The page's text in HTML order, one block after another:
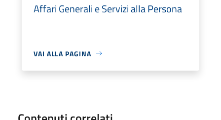
Affari Generali e Servizi alla Persona
VAI ALLA PAGINA